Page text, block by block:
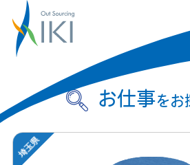
お仕事をお
埼玉県